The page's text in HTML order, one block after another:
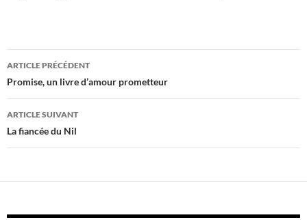
Navigation
des
articles
ARTICLE PRÉCÉDENT
Promise, un livre d’amour prometteur
ARTICLE SUIVANT
La fiancée du Nil